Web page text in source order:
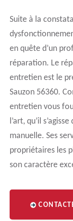
Suite à la
en quête d’un
réparation. Le
entretien est le
Sauzon 56360.
entretien vous
l’art, qu’il
manuelle. Ses
propriétaires les
son caractère